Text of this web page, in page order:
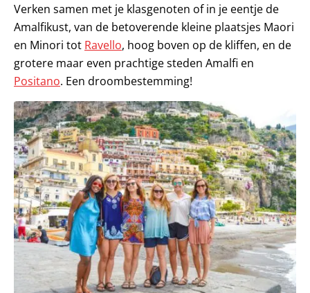
Verken samen met je klasgenoten of in je eentje de
Amalfikust, van de betoverende kleine plaatsjes Maori
en Minori tot Ravello, hoog boven op de kliffen, en de
grotere maar even prachtige steden Amalfi en
Positano. Een droombestemming!